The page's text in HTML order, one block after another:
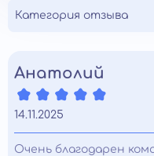
Категория отзыва
Анатолий
14.11.2025
Очень благодарен